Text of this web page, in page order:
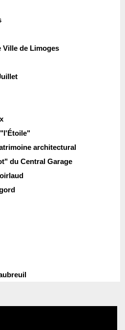
Ville de Limoges
"l'Étoile"
architectural
du Central Garage